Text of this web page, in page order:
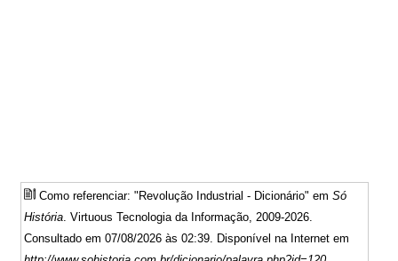
Como referenciar: "Revolução Industrial - Dicionário" emSó
História. Virtuous Tecnologia da Informação, 2009-2026.
Consultado em 07/08/2026 às 02:39. Disponível na Internet em